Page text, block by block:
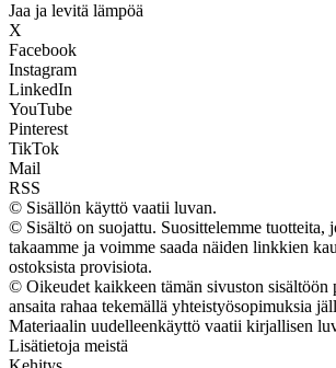
Jaa ja levitä lämpöä
X
Facebook
Instagram
LinkedIn
YouTube
Pinterest
TikTok
Mail
RSS
© Sisällön käyttö vaatii luvan.
© Sisältö on suojattu. Suosittelemme tuotteita,
takaamme ja voimme saada näiden linkkien
ostoksista provisiota.
© Oikeudet kaikkeen tämän sivuston sisältöön
ansaita rahaa tekemällä yhteistyösopimuksia
Materiaalin uudelleenkäyttö vaatii kirjallisen
Lisätietoja meistä